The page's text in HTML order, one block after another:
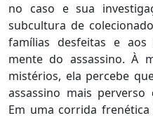
no caso e sua
subcultura de
famílias desfeitas e
mente do assassino. À
mistérios, ela percebe
assassino mais
Em uma corrida